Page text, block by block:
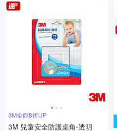
3M全館8折UP
3M 兒童安全防護桌角-透明